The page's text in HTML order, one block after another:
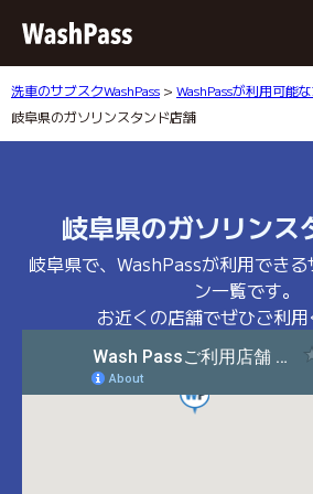
洗車のサブスクWashPass > WashPassが利用可能
岐阜県のガソリンスタンド店舗
岐阜県のガソリンス
岐阜県で、WashPassが利用でき
ン一覧です。
お近くの店舗でぜひご利用